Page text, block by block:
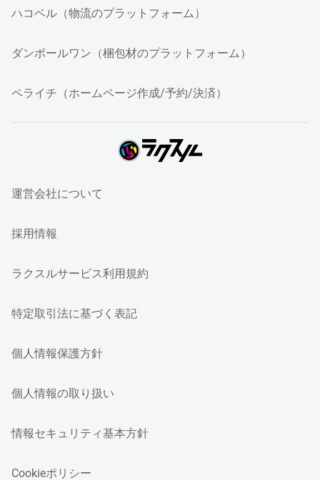
ハコベル（物流のプラットフォーム）
ダンボールワン（梱包材のプラットフォーム）
ペライチ（ホームページ作成/予約/決済）
運営会社について
採用情報
ラクスルサービス利用規約
特定取引法に基づく表記
個人情報保護方針
個人情報の取り扱い
情報セキュリティ基本方針
Cookieポリシー